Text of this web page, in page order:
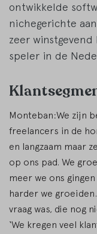
ontwikkelde
nichegerichte
zeer
speler in de
Monteban:We zijn
freelancers in de
en langzaam maar
op ons pad. We
meer we ons
harder we
vraag was, die nog
‘We kregen veel